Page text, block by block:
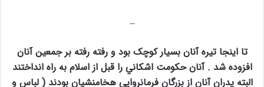
…
تا اینجا تیره آنان بسیار کوچک بود و رفته رفته بر جمعین آنان
افزوده شد . آنان حکومت اشكاني را قبل از اسلام به راه انداختند
البته پدران آنان از بزرگان فرمانروایی هخامنشیان بودند ( لباس و